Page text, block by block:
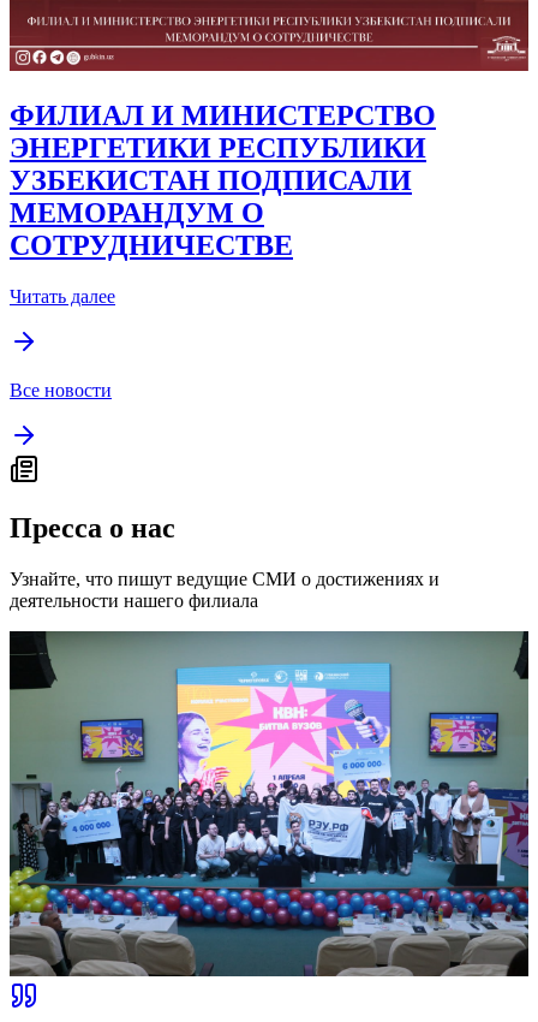
ФИЛИАЛ И МИНИСТЕРСТВО
ЭНЕРГЕТИКИ РЕСПУБЛИКИ
УЗБЕКИСТАН ПОДПИСАЛИ
МЕМОРАНДУМ О
СОТРУДНИЧЕСТВЕ
Читать далее
Все новости
Пресса о нас
Узнайте, что пишут ведущие СМИ о достижениях и
деятельности нашего филиала